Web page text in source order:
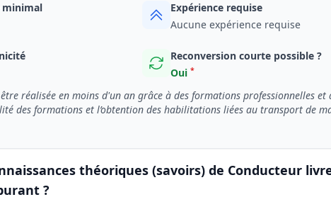
minimal
Expérience requise
Aucune expérience requise
Reconversion courte possible ?
Oui *
réalisée en moins d'un an grâce à des formations professionnelles et
des formations et l’obtention des habilitations liées au transport de
théoriques (savoirs) de Conducteur
?